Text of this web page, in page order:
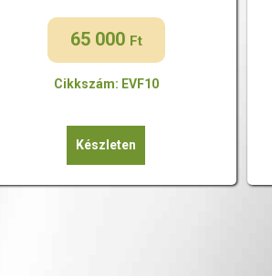
65 000 Ft
Cikkszám: EVF10
Készleten